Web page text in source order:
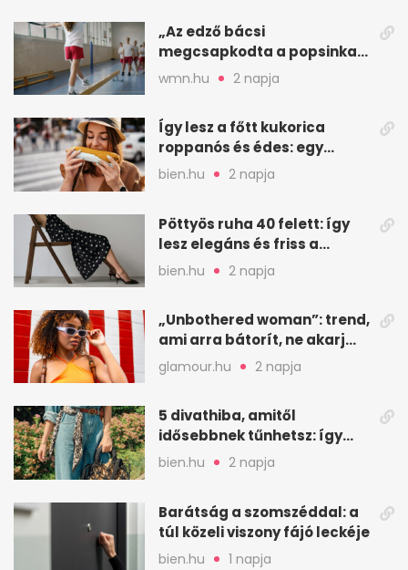
„Az edző bácsi
megcsapkodta a popsinkat”
– Klára nyári táboros
wmn.hu 2 napja
Így lesz a főtt kukorica
roppanós és édes: egy
zöldséges trükkje
bien.hu 2 napja
Pöttyös ruha 40 felett: így
lesz elegáns és friss a
kedvenc minta
bien.hu 2 napja
„Unbothered woman”: trend,
ami arra bátorít, ne akarj
mindenkinek megfelelni
glamour.hu 2 napja
5 divathiba, amitől
idősebbnek tűnhetsz: így
frissíts a megjelenéseden
bien.hu 2 napja
Barátság a szomszéddal: a
túl közeli viszony fájó leckéje
bien.hu 1 napja